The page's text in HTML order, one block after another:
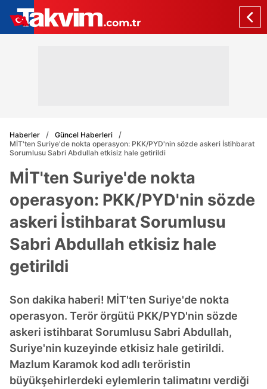
Haberler
Güncel Haberleri
MİT'ten Suriye'de nokta operasyon: PKK/PYD'nin sözde askeri İstihbarat
Sorumlusu Sabri Abdullah etkisiz hale getirildi
MİT'ten Suriye'de nokta
operasyon: PKK/PYD'nin sözde
askeri İstihbarat Sorumlusu
Sabri Abdullah etkisiz hale
getirildi
Son dakika haberi! MİT'ten Suriye'de nokta
operasyon. Terör örgütü PKK/PYD'nin sözde
askeri istihbarat Sorumlusu Sabri Abdullah,
Suriye'nin kuzeyinde etkisiz hale getirildi.
Mazlum Karamok kod adlı teröristin
büyükşehirlerdeki eylemlerin talimatını verdiği